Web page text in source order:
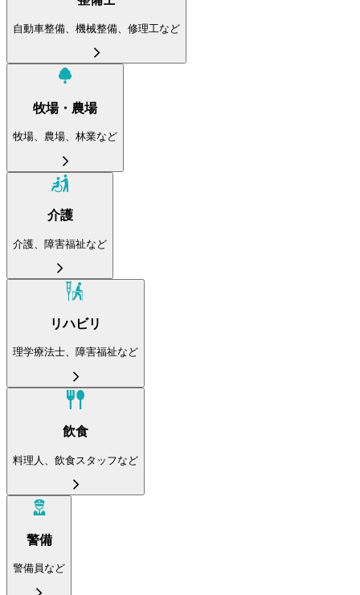
自動車整備、機械整備、修理工など
牧場・農場
牧場、農場、林業など
介護
介護、障害福祉など
リハビリ
理学療法士、障害福祉など
飲食
料理人、飲食スタッフなど
警備
警備員など